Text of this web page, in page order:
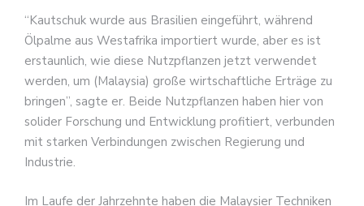
“Kautschuk wurde aus Brasilien eingeführt, während
Ölpalme aus Westafrika importiert wurde, aber es ist
erstaunlich, wie diese Nutzpflanzen jetzt verwendet
werden, um (Malaysia) große wirtschaftliche Erträge zu
bringen”, sagte er. Beide Nutzpflanzen haben hier von
solider Forschung und Entwicklung profitiert, verbunden
mit starken Verbindungen zwischen Regierung und
Industrie.
Im Laufe der Jahrzehnte haben die Malaysier Techniken